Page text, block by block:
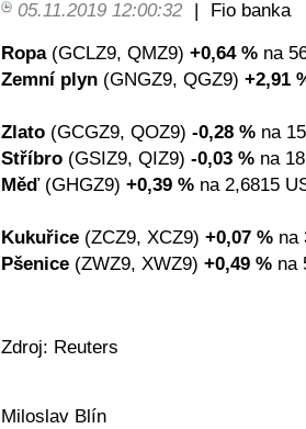
05.11.2019 12:00:32 |
Fio banka
Ropa(GCLZ9, QMZ9) +0,64 % na
Zemní plyn (GNGZ9, QGZ9) +2,91
Zlato (GCGZ9, QOZ9) -0,28 % na
Stříbro (GSIZ9, QIZ9) -0,03 % na
Měď(GHGZ9) +0,39 % na 2,6815
Kukuřice (ZCZ9, XCZ9) +0,07 % na
Pšenice (ZWZ9, XWZ9) +0,49 % na
Zdroj: Reuters
Miloslav Blín